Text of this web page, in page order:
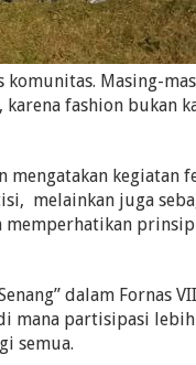
Masing-
fashion bukan
mengatakan kegiatan
melainkan juga
memperhatikan
dalam Fornas
mana partisipasi
semua.